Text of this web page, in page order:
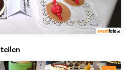
teilen